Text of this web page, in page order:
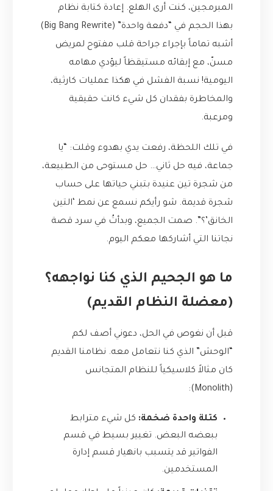
المبرمجين، كنت أرى الهلع. إعادة كتابة نظام
بهذا الحجم في “دفعة واحدة” (Big Bang Rewrite)
أشبه تماماً بإجراء جراحة قلب مفتوح لمريض
مسنّ، مع إبقائه مستيقظاً ليؤدي مهامه
اليومية! نسبة الفشل في هكذا عمليات كارثية،
والمخاطرة بفقدان كل شيء كانت حقيقية
ومرعبة.
في تلك اللحظة، رفعت يدي بهدوء وقلت: “يا
جماعة، فيه حل ثاني… حل مستوحى من الطبيعة،
من شجرة تين عنيدة بتبني حياتها على حساب
شجرة قديمة. شو رأيكم نسمع عن نمط ‘التين
الخانق’؟”. صمت الجميع، وبدأتُ في سرد قصة
نجاتنا التي أشاركها معكم اليوم.
ما هو الجحيم الذي كنا نواجهه؟
(معضلة النظام القديم)
قبل أن نغوص في الحل، دعوني أصف لكم
“الوحش” الذي كنا نتعامل معه. نظامنا القديم
كان مثالاً كلاسيكياً للنظام المتجانس
(Monolith):
كتلة واحدة ضخمة: كل شيء مترابط
ببعضه البعض. تغيير بسيط في قسم
الفواتير قد يتسبب بانهيار قسم إدارة
المستخدمين.